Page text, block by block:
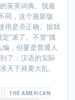
英英词典。我最
同，这个最新版
用是否正确。据我
”派了。不管“描
，但要是普通人
了：汉语的实际
天下就要大乱。
THE AMERICAN